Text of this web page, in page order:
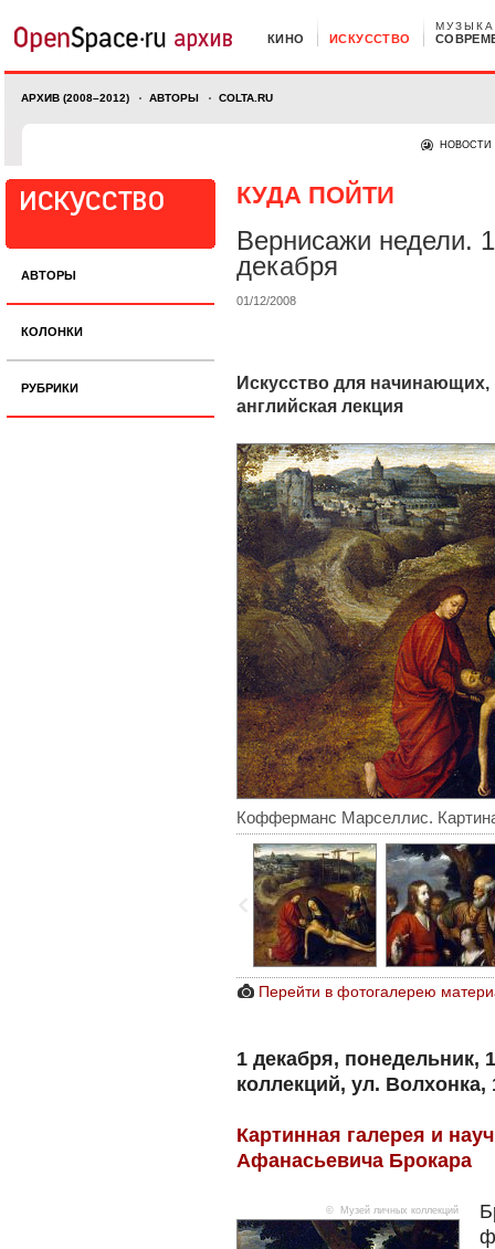
КИНО ИСКУССТВО
МУЗЫКА
АРХИВ (2008–2012) АВТОРЫ COLTA.RU
НОВОСТИ
АВТОРЫ
КОЛОНКИ
РУБРИКИ
КУДА ПОЙТИ
Вернисажи недели.
декабря
01/12/2008
Искусство для
английская лекция
Кофферманс Марселлис.
Перейти в фотогалерею
1 декабря, понедельник,
коллекций, ул. Волхонка,
Картинная галерея и
Афанасьевича Брокара
© Музей личных коллекций